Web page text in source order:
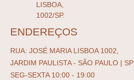
LISBOA,
1002/SP.
ENDEREÇOS
RUA: JOSÉ MARIA LISBOA 1002,
JARDIM PAULISTA - SÃO PAULO | SP
SEG-SEXTA 10:00 - 19:00